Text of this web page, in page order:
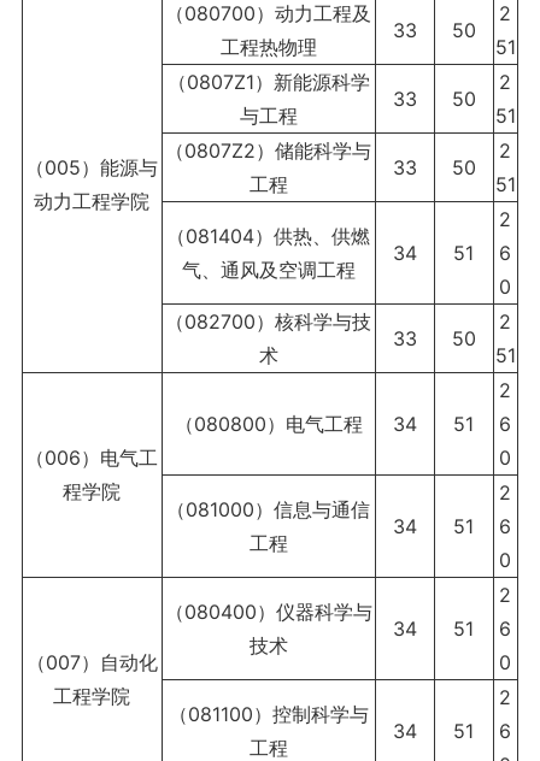
（005）能源与
动力工程学院
（080700）动力工程及
工程热物理
33 50
2
51
（0807Z1）新能源科学
与工程
33 50
2
51
（0807Z2）储能科学与
工程
33 50
2
51
（081404）供热、供燃
气、通风及空调工程
34 51
2
6
0
（082700）核科学与技
术
33 50
2
51
（006）电气工
程学院
（080800）电气工程 34 51
2
6
0
（081000）信息与通信
工程
34 51
2
6
0
（007）自动化
工程学院
（080400）仪器科学与
技术
34 51
2
6
0
（081100）控制科学与
工程
34 51
2
6